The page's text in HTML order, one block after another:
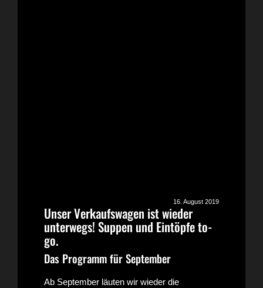
16. August 2019
Unser Verkaufswagen ist wieder
unterwegs! Suppen und Eintöpfe to-
go.
Das Programm für September
Ab September läuten wir wieder die